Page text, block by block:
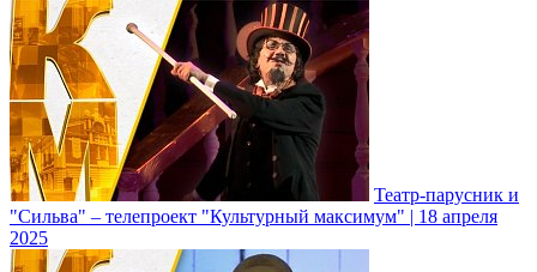
Театр-парусник и
"Сильва" – телепроект "Культурный максимум" | 18 апреля
2025